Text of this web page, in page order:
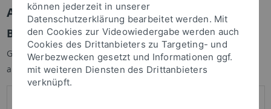
Anmelden
Benutzeranmeldung
Geben Sie Ihren Benutzernamen und Ihr Passwort an um sich
anzumelden:
können jederzeit in unserer
Datenschutzerklärung bearbeitet werden. Mit
den Cookies zur Videowiedergabe werden auch
Cookies des Drittanbieters zu Targeting- und
Werbezwecken gesetzt und Informationen ggf.
mit weiteren Diensten des Drittanbieters
verknüpft.